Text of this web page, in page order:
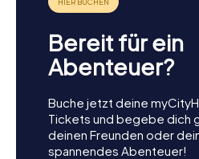
Bereit für ein
Abenteuer?
Buche jetzt deine
Tickets und begebe dich
deinen Freunden oder
spannendes Abenteuer!